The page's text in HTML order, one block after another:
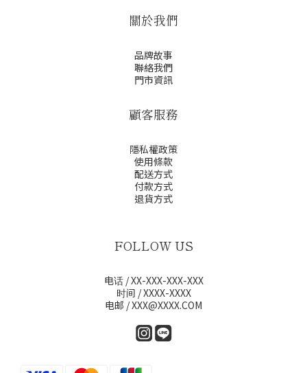
關於我們
品牌故事
聯絡我們
門市資訊
顧客服務
隱私權政策
使用條款
配送方式
付款方式
退貨方式
FOLLOW US
电话 / XX-XXX-XXX-XXX
时间 / XXXX-XXXX
电邮 / XXX@XXXX.COM